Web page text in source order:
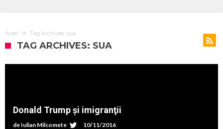
Acas' Tag Archives: sua
TAG ARCHIVES: SUA
Donald Trump și imigranţii
de Iulian Milcomete 10/11/2016